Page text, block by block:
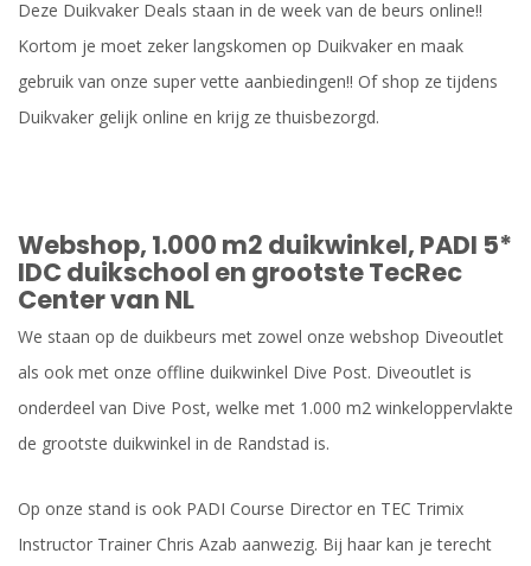
Deze Duikvaker Deals staan in de week van de beurs online!!
Kortom je moet zeker langskomen op Duikvaker en maak
gebruik van onze super vette aanbiedingen!! Of shop ze tijdens
Duikvaker gelijk online en krijg ze thuisbezorgd.
Webshop, 1.000 m2 duikwinkel, PADI 5*
IDC duikschool en grootste TecRec
Center van NL
We staan op de duikbeurs met zowel onze webshop Diveoutlet
als ook met onze offline duikwinkel Dive Post. Diveoutlet is
onderdeel van Dive Post, welke met 1.000 m2 winkeloppervlakte
de grootste duikwinkel in de Randstad is.
Op onze stand is ook PADI Course Director en TEC Trimix
Instructor Trainer Chris Azab aanwezig. Bij haar kan je terecht